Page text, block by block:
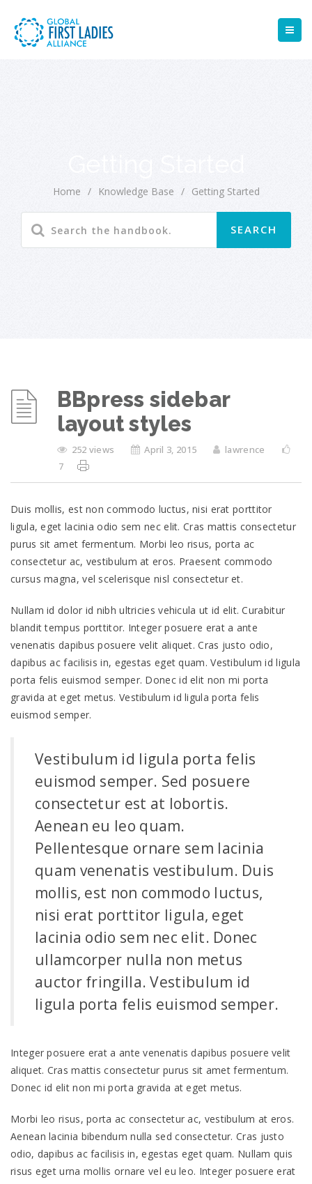
Home / Knowledge Base / Getting Started
BBpress sidebar
layout styles
252 views April 3, 2015
lawrence
7
Duis mollis, est non commodo luctus, nisi erat porttitor
ligula, eget lacinia odio sem nec elit. Cras mattis consectetur
purus sit amet fermentum. Morbi leo risus, porta ac
consectetur ac, vestibulum at eros. Praesent commodo
cursus magna, vel scelerisque nisl consectetur et.
Nullam id dolor id nibh ultricies vehicula ut id elit. Curabitur
blandit tempus porttitor. Integer posuere erat a ante
venenatis dapibus posuere velit aliquet. Cras justo odio,
dapibus ac facilisis in, egestas eget quam. Vestibulum id ligula
porta felis euismod semper. Donec id elit non mi porta
gravida at eget metus. Vestibulum id ligula porta felis
euismod semper.
Vestibulum id ligula porta felis
euismod semper. Sed posuere
consectetur est at lobortis.
Aenean eu leo quam.
Pellentesque ornare sem lacinia
quam venenatis vestibulum. Duis
mollis, est non commodo luctus,
nisi erat porttitor ligula, eget
lacinia odio sem nec elit. Donec
ullamcorper nulla non metus
auctor fringilla. Vestibulum id
ligula porta felis euismod semper.
Integer posuere erat a ante venenatis dapibus posuere velit
aliquet. Cras mattis consectetur purus sit amet fermentum.
Donec id elit non mi porta gravida at eget metus.
Morbi leo risus, porta ac consectetur ac, vestibulum at eros.
Aenean lacinia bibendum nulla sed consectetur. Cras justo
odio, dapibus ac facilisis in, egestas eget quam. Nullam quis
risus eget urna mollis ornare vel eu leo. Integer posuere erat